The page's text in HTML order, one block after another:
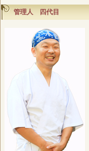
管理人 四代目